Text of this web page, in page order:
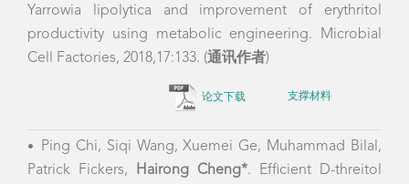
Yarrowia
lipolytica and improvement of erythritol
productivity using metabolic engineering.
Microbial
Cell Factories, 2018,17:133. (通讯作者)
论文下载 支撑材料
•
Ping Chi, Siqi Wang, Xuemei Ge, Muhammad Bilal,
Patrick Fickers,
Hairong Cheng*. Efficient D-threitol